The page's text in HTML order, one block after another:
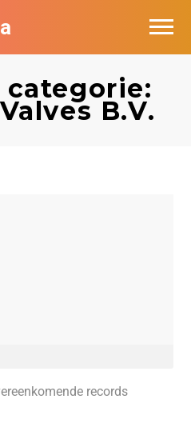
categorie:
B.V.
records
Gouda